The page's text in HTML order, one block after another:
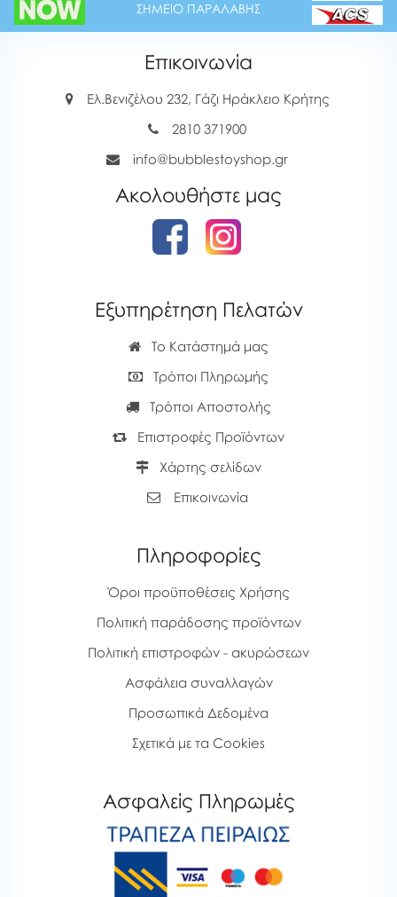
ΣΗΜΕΙΟ ΠΑΡΑΛΑΒΗΣ
Επικοινωνία
Ελ.Βενιζέλου 232, Γάζι Ηράκλειο Κρήτης
2810 371900
info@bubblestoyshop.gr
Ακολουθήστε μας
Εξυπηρέτηση Πελατών
Το Κατάστημά μας
Τρόποι Πληρωμής
Τρόποι Αποστολής
Επιστροφές Προϊόντων
Χάρτης σελίδων
Επικοινωνία
Πληροφορίες
Όροι προϋποθέσεις Χρήσης
Πολιτική παράδοσης προϊόντων
Πολιτική επιστροφών - ακυρώσεων
Ασφάλεια συναλλαγών
Προσωπικά Δεδομένα
Σχετικά με τα Cookies
Ασφαλείς Πληρωμές